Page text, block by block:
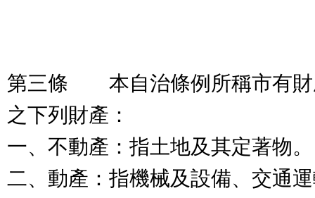
第三條 本自治條例所稱市有財
之下列財產：
一、不動產：指土地及其定著物。
二、動產：指機械及設備、交通